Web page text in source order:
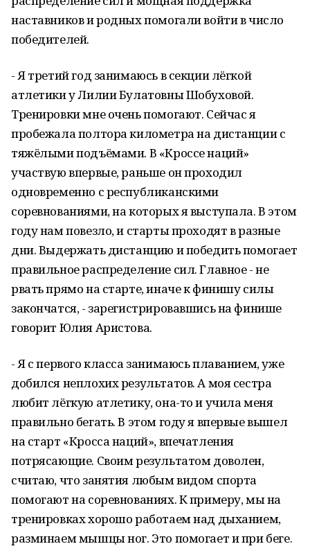
наставников и родных помогали войти в число
победителей.
- Я третий год занимаюсь в секции лёгкой
атлетики у Лилии Булатовны Шобуховой.
Тренировки мне очень помогают. Сейчас я
пробежала полтора километра на дистанции с
тяжёлыми подъёмами. В «Кроссе наций»
участвую впервые, раньше он проходил
одновременно с республиканскими
соревнованиями, на которых я выступала. В этом
году нам повезло, и старты проходят в разные
дни. Выдержать дистанцию и победить помогает
правильное распределение сил. Главное - не
рвать прямо на старте, иначе к финишу силы
закончатся, - зарегистрировавшись на финише
говорит Юлия Аристова.
- Я с первого класса занимаюсь плаванием, уже
добился неплохих результатов. А моя сестра
любит лёгкую атлетику, она-то и учила меня
правильно бегать. В этом году я впервые вышел
на старт «Кросса наций», впечатления
потрясающие. Своим результатом доволен,
считаю, что занятия любым видом спорта
помогают на соревнованиях. К примеру, мы на
тренировках хорошо работаем над дыханием,
разминаем мышцы ног. Это помогает и при беге.